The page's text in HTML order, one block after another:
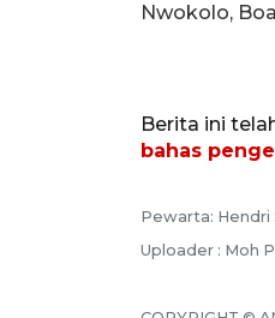
Nwokolo,
Berita ini
bahas
Pewarta: Hendri
Uploader : Moh